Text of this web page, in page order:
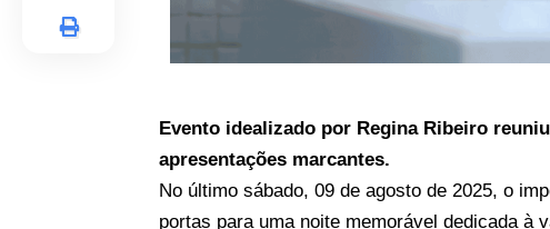
Evento idealizado por Regina Ribeiro
apresentações marcantes.
No último sábado, 09 de agosto de 2025, o
portas para uma noite memorável dedicada à